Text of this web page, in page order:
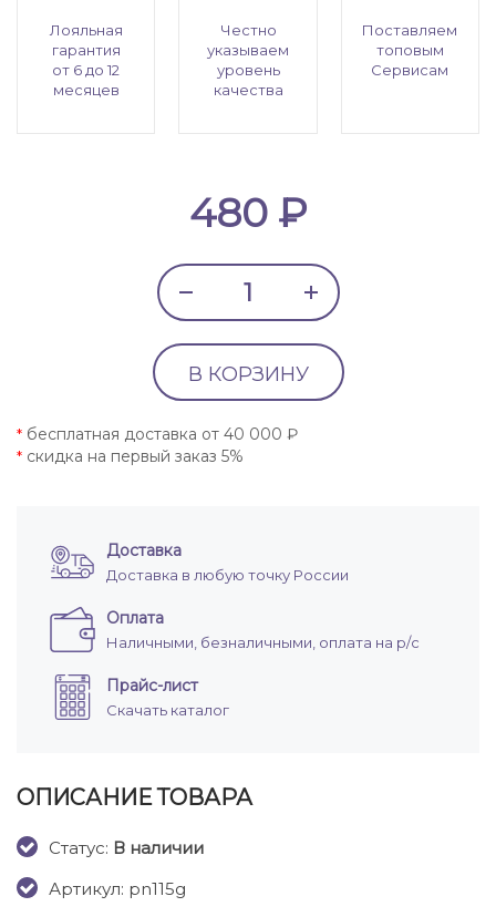
Лояльная
гарантия
от 6 до 12
месяцев
Честно
указываем
уровень
качества
Поставляем
топовым
Сервисам
480 ₽
В КОРЗИНУ
* бесплатная доставка от 40 000 ₽
* скидка на первый заказ 5%
Доставка
Доставка в любую точку России
Оплата
Наличными, безналичными, оплата на р/с
Прайс-лист
Скачать каталог
ОПИСАНИЕ ТОВАРА
Cтатус: В наличии
Артикул: pn115g